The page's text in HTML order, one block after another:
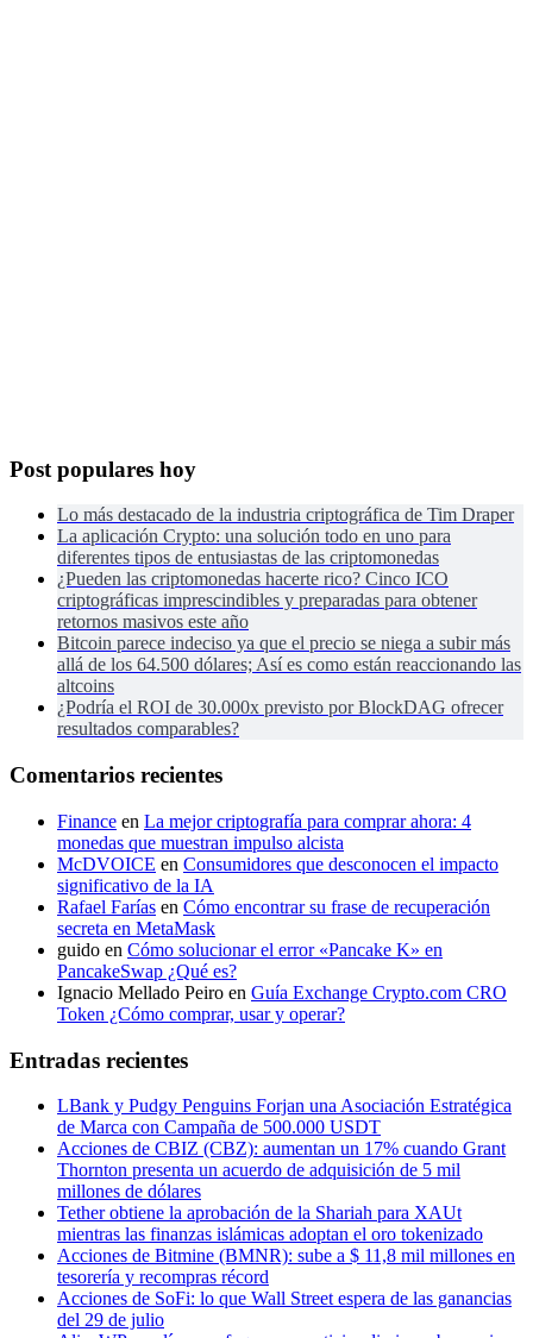
Post populares hoy
Lo más destacado de la industria criptográfica de Tim Draper
La aplicación Crypto: una solución todo en uno para
diferentes tipos de entusiastas de las criptomonedas
¿Pueden las criptomonedas hacerte rico? Cinco ICO
criptográficas imprescindibles y preparadas para obtener
retornos masivos este año
Bitcoin parece indeciso ya que el precio se niega a subir más
allá de los 64.500 dólares; Así es como están reaccionando las
altcoins
¿Podría el ROI de 30.000x previsto por BlockDAG ofrecer
resultados comparables?
Comentarios recientes
Finance en La mejor criptografía para comprar ahora: 4
monedas que muestran impulso alcista
McDVOICE en Consumidores que desconocen el impacto
significativo de la IA
Rafael Farías en Cómo encontrar su frase de recuperación
secreta en MetaMask
guido en Cómo solucionar el error «Pancake K» en
PancakeSwap ¿Qué es?
Ignacio Mellado Peiro en Guía Exchange Crypto.com CRO
Token ¿Cómo comprar, usar y operar?
Entradas recientes
LBank y Pudgy Penguins Forjan una Asociación Estratégica
de Marca con Campaña de 500.000 USDT
Acciones de CBIZ (CBZ): aumentan un 17% cuando Grant
Thornton presenta un acuerdo de adquisición de 5 mil
millones de dólares
Tether obtiene la aprobación de la Shariah para XAUt
mientras las finanzas islámicas adoptan el oro tokenizado
Acciones de Bitmine (BMNR): sube a $ 11,8 mil millones en
tesorería y recompras récord
Acciones de SoFi: lo que Wall Street espera de las ganancias
del 29 de julio